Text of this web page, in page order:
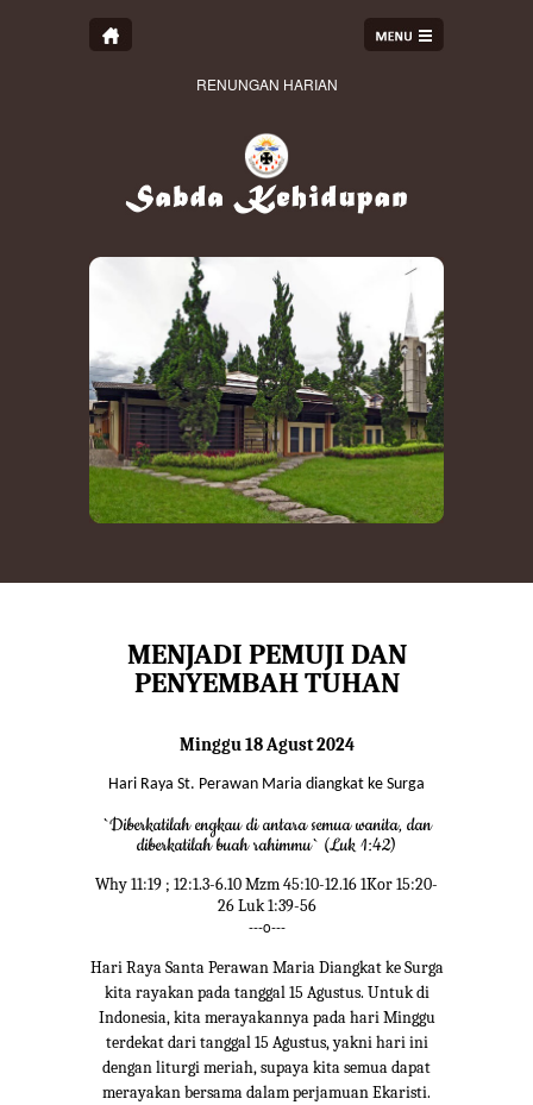
RENUNGAN HARIAN
MENJADI PEMUJI DAN
PENYEMBAH TUHAN
Minggu 18 Agust 2024
Hari Raya St. Perawan Maria diangkat ke Surga
`Diberkatilah engkau di antara semua wanita, dan
diberkatilah buah rahimmu` (Luk 1:42)
Why 11:19 ; 12:1.3-6.10 Mzm 45:10-12.16 1Kor 15:20-
26 Luk 1:39-56
---o---
Hari Raya Santa Perawan Maria Diangkat ke Surga
kita rayakan pada tanggal 15 Agustus. Untuk di
Indonesia, kita merayakannya pada hari Minggu
terdekat dari tanggal 15 Agustus, yakni hari ini
dengan liturgi meriah, supaya kita semua dapat
merayakan bersama dalam perjamuan Ekaristi.